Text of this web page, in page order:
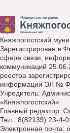
Княжпогостский
Зарегистрирован в
сфере связи,
коммуникаций
реестра
информации ЭЛ №
Учредитель:
«Княжпогостский»
Главный редактор:
Тел.: 8(82139) 23-4-
Электронная почта: